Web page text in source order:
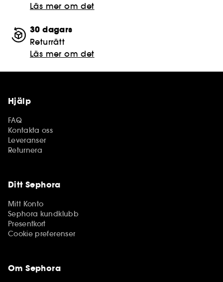
Läs mer om det
30 dagars
Returrätt
Läs mer om det
Hjälp
FAQ
Kontakta oss
Leveranser
Returnera
Ditt Sephora
Mitt Konto
Sephora kundklubb
Presentkort
Cookie preferenser
Om Sephora